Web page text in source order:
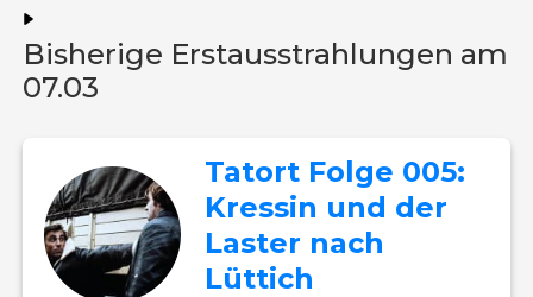
Bisherige Erstausstrahlungen am
07.03
Tatort Folge 005:
Kressin und der
Laster nach
Lüttich